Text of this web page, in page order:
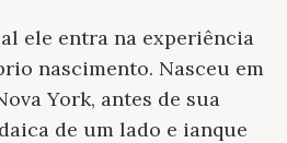
ele entra na experiência
nascimento. Nasceu em
York, antes de sua
de um lado e ianque